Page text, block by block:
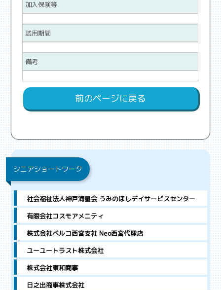
加入保険等
試用期間
備考
前のページに戻る
シニアショートワーク
社会福祉法人神戸海星会 うみのほしデイサービスセンター
有限会社コスモアメニティ
株式会社ベルコ西宮支社 Neo西宮代理店
ユーユートラスト株式会社
株式会社東和商事
日之出商事株式会社